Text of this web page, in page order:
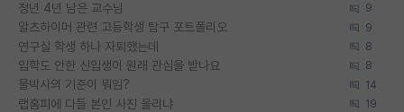
정년 4년 남은 교수님 9
알츠하이머 관련 고등학생 탐구 포트폴리오 9
연구실 학생 하나 자퇴했는데 8
입학도 안한 신입생이 원래 관심을 받나요 8
물박사의 기준이 뭐임? 14
랩홈피에 다들 본인 사진 올리냐 19